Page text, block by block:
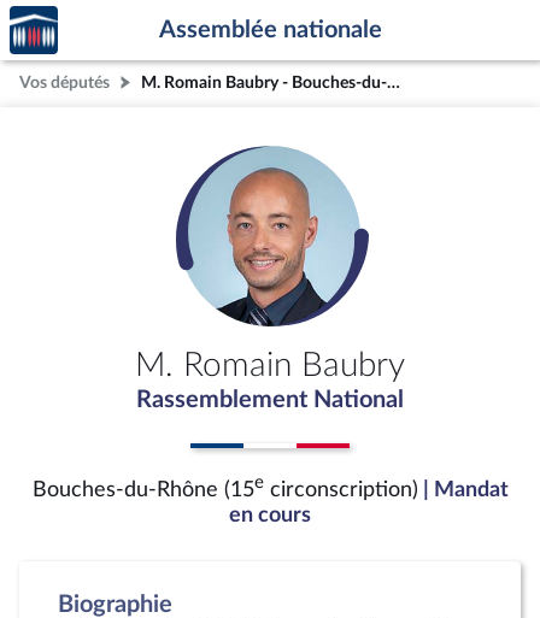
Aller au contenu
Aller en bas de la page
Accèder
à la
page
d'accueil
Assemblée nationale
Vos députés M. Romain Baubry - Bouches-du-Rhône (15e circonscription)
M. Romain Baubry
Rassemblement National
Bouches-du-Rhône (15ecirconscription)
| Mandat
en cours
Biographie